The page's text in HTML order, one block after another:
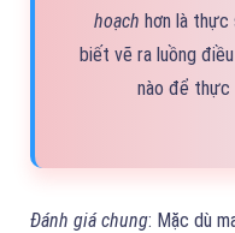
hoạch hơn là thực
biết vẽ ra luồng
nào để thực
Đánh giá chung: Mặc dù